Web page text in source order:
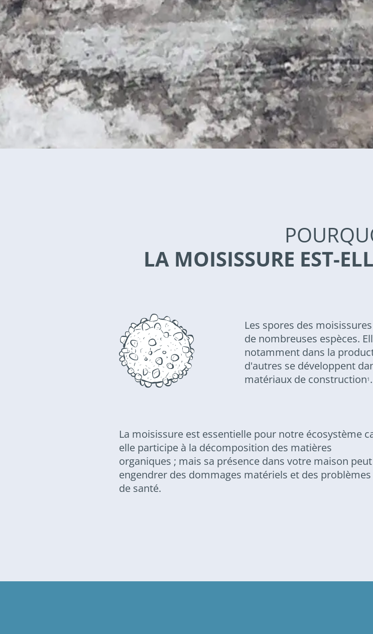
LA MOISISSURE EST-
Les spores des
de nombreuses espèces.
notamment dans la
d'autres se développent
matériaux de construction1 .
La moisissure est essentielle pour notre écosystème
elle participe à la décomposition des matières
organiques ; mais sa présence dans votre maison peut
engendrer des dommages matériels et des problèmes
de santé.